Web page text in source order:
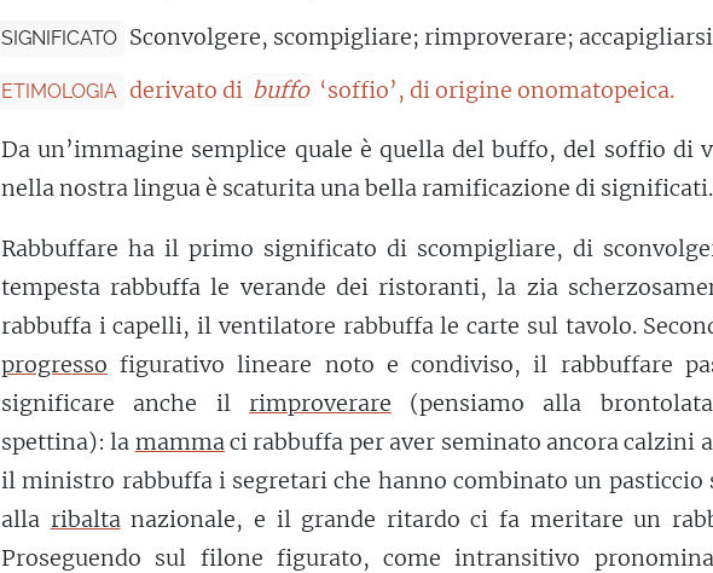
SIGNIFICATO Sconvolgere, scompigliare; rimproverare; accapigliarsi
ETIMOLOGIA derivato di buffo ‘soffio’, di origine onomatopeica.
Da un’immagine semplice quale è quella del buffo, del soffio di
nella nostra lingua è scaturita una bella ramificazione di significati.
Rabbuffare ha il primo significato di scompigliare, di
tempesta rabbuffa le verande dei ristoranti, la zia
rabbuffa i capelli, il ventilatore rabbuffa le carte sul tavolo.
progresso figurativo lineare noto e condiviso, il rabbuffare
significare anche il rimproverare (pensiamo alla
spettina): la mammaci rabbuffa per aver seminato ancora calzini
il ministro rabbuffa i segretari che hanno combinato un pasticcio
alla ribaltanazionale, e il grande ritardo ci fa meritare un
Proseguendo sul filone figurato, come intransitivo